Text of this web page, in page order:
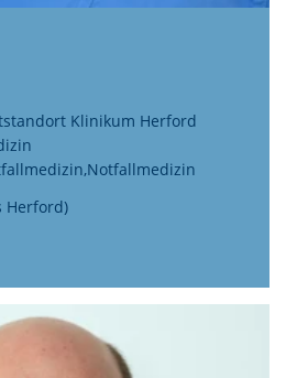
Klinikum Herford
Notfallmedizin
Herford)